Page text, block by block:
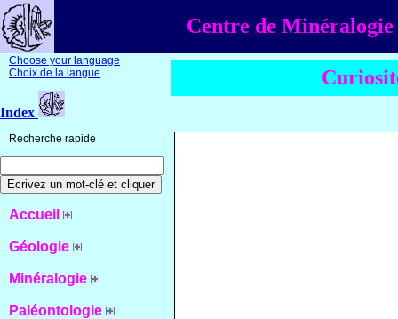
Centre de Minéralogie
Choose your language
Choix de la langue
Index
Recherche rapide
Accueil
Géologie
Minéralogie
Paléontologie